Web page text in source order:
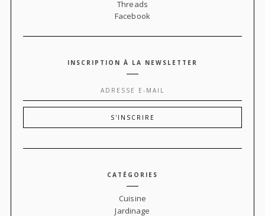
Threads
Facebook
INSCRIPTION À LA NEWSLETTER
CATÉGORIES
Cuisine
Jardinage